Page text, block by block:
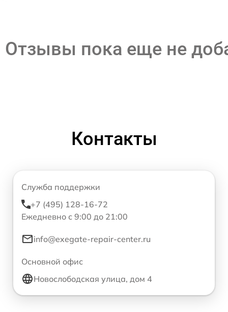
Отзывы пока еще не
Контакты
Служба поддержки
+7 (495) 128-16-72
Ежедневно с 9:00 до 21:00
info@exegate-repair-center.ru
Основной офис
Новослободская улица, дом 4